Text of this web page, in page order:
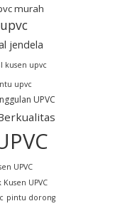
murah
jendela
kusen upvc
upvc
UPVC
UPVC
Kusen UPVC
pintu dorong